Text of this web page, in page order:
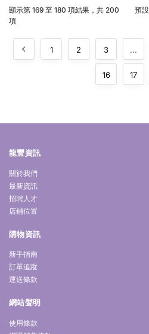
顯示第 169 至 180 項結果，共 200
項
1 2 3 ...
16 17
龍豐資訊
關於我們
最新資訊
招聘人才
店鋪位置
購物資訊
新手指南
訂單追蹤
運送條款
網站聲明
使用條款